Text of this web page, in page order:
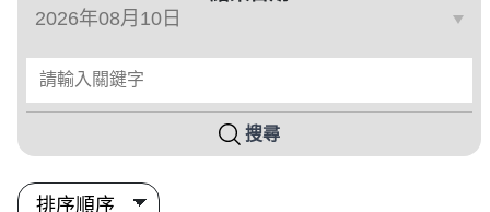
請輸入關鍵字
搜尋